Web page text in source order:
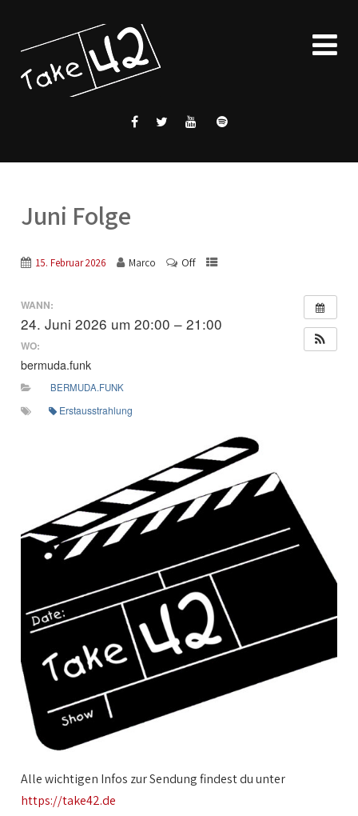
Juni Folge
15. Februar 2026 Marco Off
WANN:
24. Juni 2026 um 20:00 – 21:00
WO:
bermuda.funk
BERMUDA.FUNK
Erstausstrahlung
Alle wichtigen Infos zur Sendung findest du unter
https://take42.de